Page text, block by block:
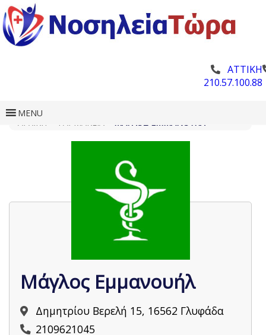
ΑΤΤΙΚΗ
210.57.100.88
MENU
Μάγλος Εμμανουήλ
Δημητρίου Βερελή 15, 16562 Γλυφάδα
2109621045